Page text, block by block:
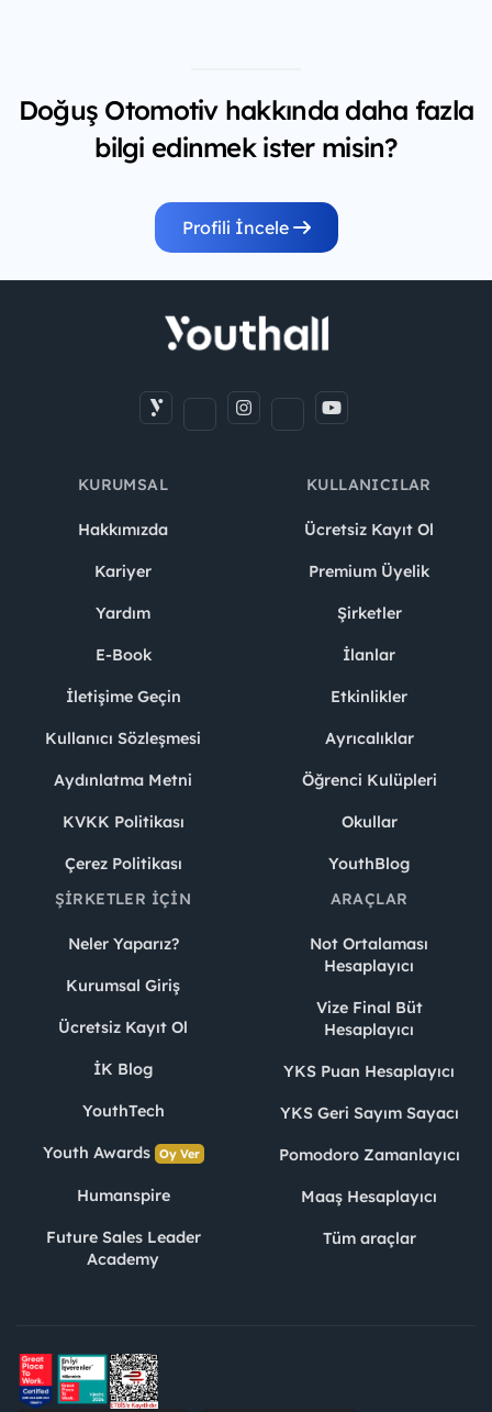
Doğuş Otomotiv hakkında daha fazla
bilgi edinmek ister misin?
Profili İncele
KURUMSAL
Hakkımızda
Kariyer
Yardım
E-Book
İletişime Geçin
Kullanıcı Sözleşmesi
Aydınlatma Metni
KVKK Politikası
Çerez Politikası
KULLANICILAR
Ücretsiz Kayıt Ol
Premium Üyelik
Şirketler
İlanlar
Etkinlikler
Ayrıcalıklar
Öğrenci Kulüpleri
Okullar
YouthBlog
ŞIRKETLER İÇIN
Neler Yaparız?
Kurumsal Giriş
Ücretsiz Kayıt Ol
İK Blog
YouthTech
Youth Awards Oy Ver
Humanspire
Future Sales Leader
Academy
ARAÇLAR
Not Ortalaması
Hesaplayıcı
Vize Final Büt
Hesaplayıcı
YKS Puan Hesaplayıcı
YKS Geri Sayım Sayacı
Pomodoro Zamanlayıcı
Maaş Hesaplayıcı
Tüm araçlar